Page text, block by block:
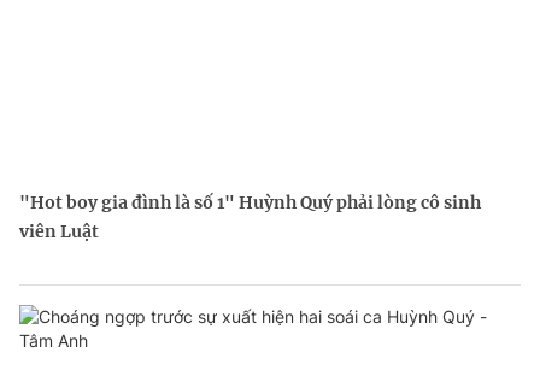
"Hot boy gia đình là số 1" Huỳnh Quý phải lòng cô sinh
viên Luật